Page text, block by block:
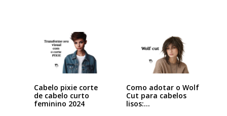
Cabelo pixie corte
de cabelo curto
feminino 2024
Como adotar o Wolf
Cut para cabelos
lisos:…